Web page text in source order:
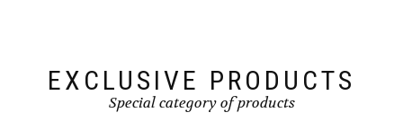
EXCLUSIVE PRODUCTS
Special category of products